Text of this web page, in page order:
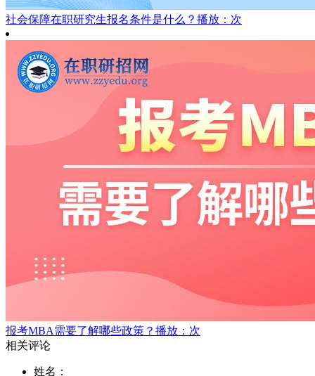
社会保障在职研究生报名条件是什么？ 播放：次
报考MBA需要了解哪些政策？ 播放：次